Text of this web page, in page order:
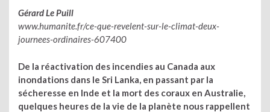
Gérard Le Puill
www.humanite.fr/ce-que-revelent-sur-le-climat-deux-
journees-ordinaires-607400
De la réactivation des incendies au Canada aux
inondations dans le Sri Lanka, en passant par la
sécheresse en Inde et la mort des coraux en Australie,
quelques heures de la vie de la planète nous rappellent